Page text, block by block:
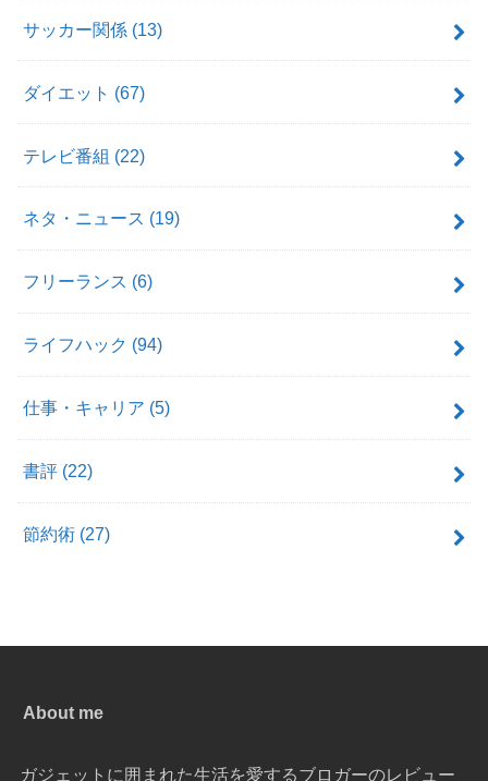
サッカー関係 (13)
ダイエット (67)
テレビ番組 (22)
ネタ・ニュース (19)
フリーランス (6)
ライフハック (94)
仕事・キャリア (5)
書評 (22)
節約術 (27)
About me
ガジェットに囲まれた生活を愛するブロガーのレビュー